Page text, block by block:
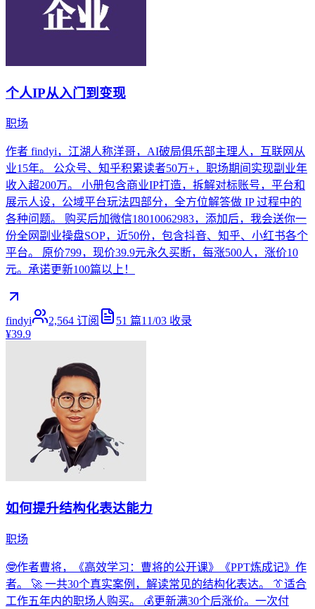
个人IP从入门到变现
职场
作者 findyi，江湖人称洋哥，AI破局俱乐部主理人，互联网从
业15年。 公众号、知乎积累读者50万+，职场期间实现副业年
收入超200万。 小册包含商业IP打造，拆解对标账号，平台和
展示人设，公域平台玩法四部分，全方位解答做 IP 过程中的
各种问题。 购买后加微信18010062983，添加后，我会送你一
份全网副业操盘SOP，近50份，包含抖音、知乎、小红书各个
平台。 原价799，现价39.9元永久买断，每涨500人，涨价10
元。承诺更新100篇以上！
findyi 2,564 订阅 51 篇11/03 收录
¥39.9
如何提升结构化表达能力
职场
🤓作者曹将，《高效学习：曹将的公开课》《PPT炼成记》作
者。 🚀 一共30个真实案例，解读常见的结构化表达。 👔适合
工作五年内的职场人购买。 💰更新满30个后涨价。一次付